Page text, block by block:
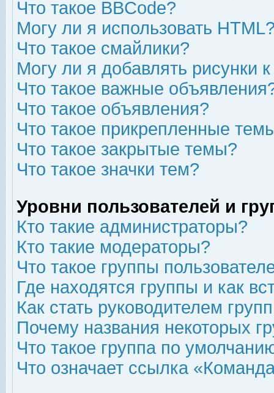
Что такое BBCode?
Могу ли я использовать
Что такое смайлики?
Могу ли я добавлять рисунки
Что такое важные
Что такое объявления?
Что такое прикрепленные
Что такое закрытые темы?
Что такое значки тем?
Уровни пользователей и
Кто такие администраторы?
Кто такие модераторы?
Что такое группы
Где находятся группы и как
Как стать руководителем
Почему названия некоторых
Что такое группа по
Что означает ссылка